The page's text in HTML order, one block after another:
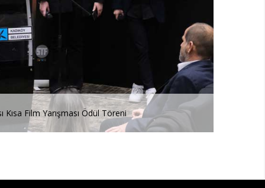
Film Yarışması Ödül Töreni